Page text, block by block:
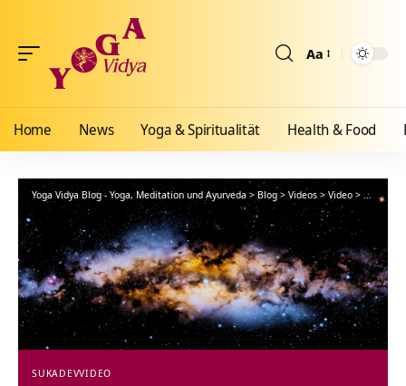
Aa
Home News Yoga & Spiritualität Health & Food
Yoga Vidya Blog - Yoga, Meditation und Ayurveda > Blog> Videos> Video >
SUKADEVVIDEO